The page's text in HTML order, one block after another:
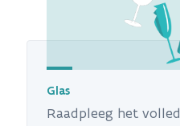
Glas
Raadpleeg het